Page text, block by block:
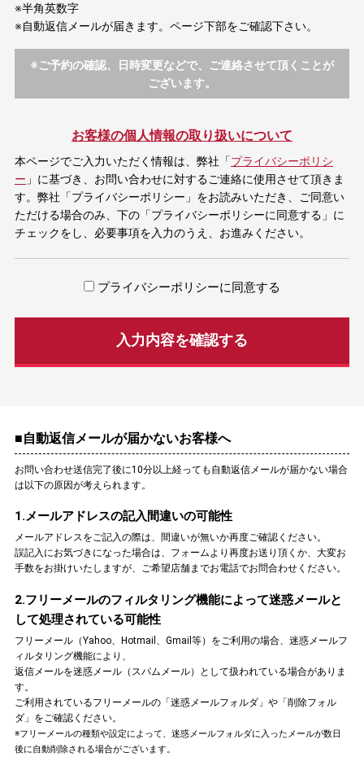
※半角英数字
※自動返信メールが届きます。ページ下部をご確認下さい。
※ご予約の確認、日時変更などで、ご連絡させて頂くことが
ございます。
お客様の個人情報の取り扱いについて
本ページでご入力いただく情報は、弊社「プライバシーポリシ
ー 」に基づき、お問い合わせに対するご連絡に使用させて頂きま
す。弊社「プライバシーポリシー」をお読みいただき、ご同意い
ただける場合のみ、下の「プライバシーポリシーに同意する」に
チェックをし、必要事項を入力のうえ、お進みください。
プライバシーポリシーに同意する
入力内容を確認する
■自動返信メールが届かないお客様へ
お問い合わせ送信完了後に10分以上経っても自動返信メールが届かない場合
は以下の原因が考えられます。
1.メールアドレスの記入間違いの可能性
メールアドレスをご記入の際は、間違いが無いか再度ご確認ください。
誤記入にお気づきになった場合は、フォームより再度お送り頂くか、大変お
手数をお掛けいたしますが、ご希望店舗までお電話でお問合わせください。
2.フリーメールのフィルタリング機能によって迷惑メールと
して処理されている可能性
フリーメール（Yahoo、Hotmail、Gmail等）をご利用の場合、迷惑メールフ
ィルタリング機能により、
返信メールを迷惑メール（スパムメール）として扱われている場合がありま
す。
ご利用されているフリーメールの「迷惑メールフォルダ」や「削除フォル
ダ」をご確認ください。
※フリーメールの種類や設定によって、迷惑メールフォルダに入ったメールが数日
後に自動削除される場合がございます。